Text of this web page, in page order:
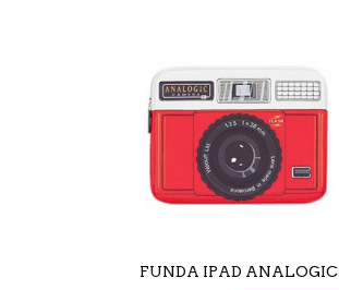
FUNDA IPAD ANALOGIC